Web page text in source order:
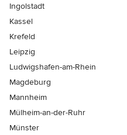
Ingolstadt
Kassel
Krefeld
Leipzig
Ludwigshafen-am-Rhein
Magdeburg
Mannheim
Mülheim-an-der-Ruhr
Münster